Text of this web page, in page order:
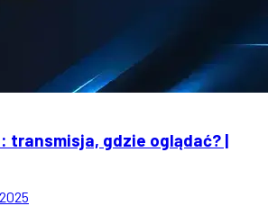
transmisja, gdzie oglądać? |